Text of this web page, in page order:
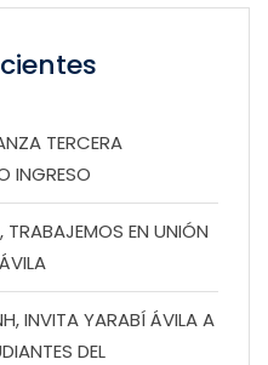
TERCERA
INGRESO
TRABAJEMOS EN UNIÓN
INVITA YARABÍ ÁVILA A
DEL